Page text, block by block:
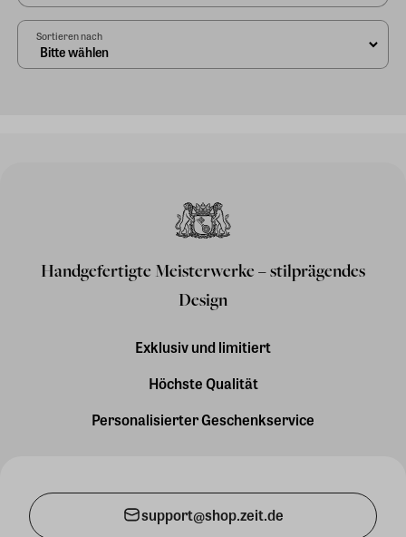
Sortieren nach
Handgefertigte Meisterwerke – stilprägendes
Design
Exklusiv und limitiert
Höchste Qualität
Personalisierter Geschenkservice
support@shop.zeit.de